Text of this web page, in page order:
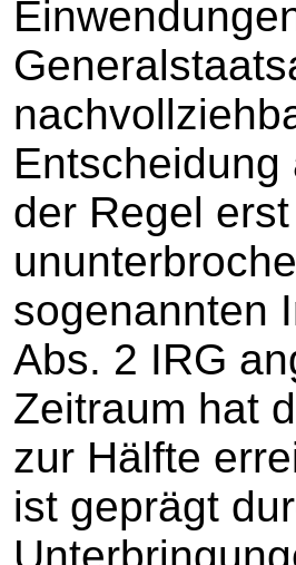
der Regel
sogenannten
Abs. 2 IRG
Zeitraum hat
zur Hälfte
ist geprägt